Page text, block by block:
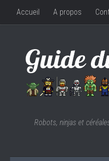
Skip to content
Accueil A propos
Robots, ninjas et